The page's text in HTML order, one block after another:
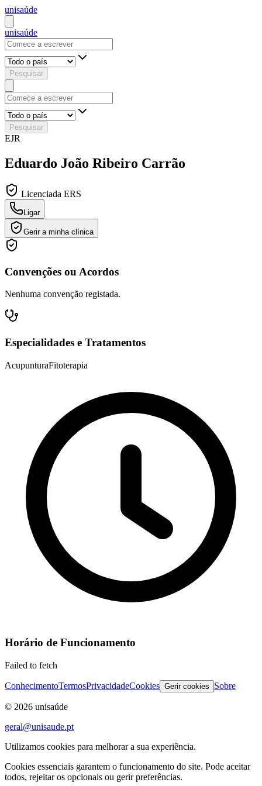
unisaúde
unisaúde
Pesquisar
Pesquisar
EJR
Eduardo João Ribeiro Carrão
Licenciada ERS
Ligar
Gerir a minha clínica
Convenções ou Acordos
Nenhuma convenção registada.
Especialidades e Tratamentos
AcupunturaFitoterapia
Horário de Funcionamento
Failed to fetch
ConhecimentoTermosPrivacidadeCookies Gerir cookies Sobre
© 2026 unisaúde
geral@unisaude.pt
Utilizamos cookies para melhorar a sua experiência.
Cookies essenciais garantem o funcionamento do site. Pode aceitar
todos, rejeitar os opcionais ou gerir preferências.